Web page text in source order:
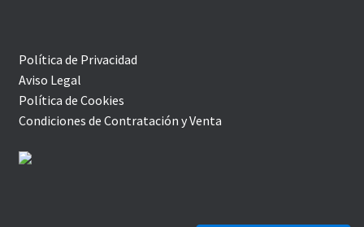
Política de Privacidad
Aviso Legal
Política de Cookies
Condiciones de Contratación y Venta